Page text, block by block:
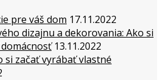
pre váš dom 17.11.2022
dizajnu a dekorovania: Ako si
13.11.2022
si začať vyrábať vlastné